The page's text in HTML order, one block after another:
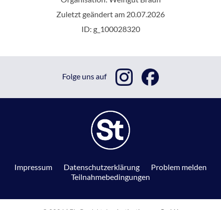
Zuletzt geändert am 20.07.2026
ID: g_100028320
Folge uns auf
Impressum Datenschutzerklärung
Problem melden
Teilnahmebedingungen